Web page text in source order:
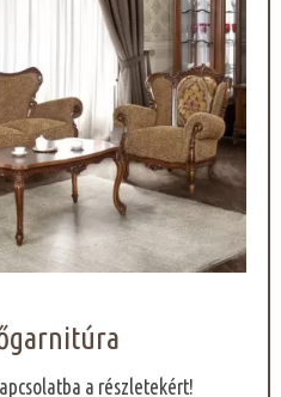
a részletekért!